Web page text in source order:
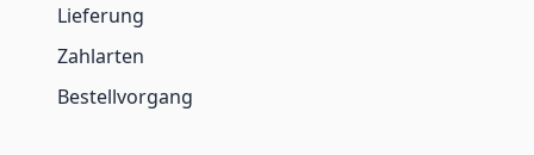
Lieferung
Zahlarten
Bestellvorgang